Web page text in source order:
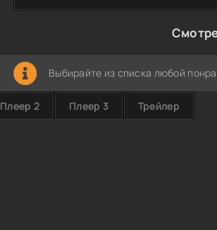
Выбирайте из списка любой
Плеер 2 Плеер 3 Трейлер